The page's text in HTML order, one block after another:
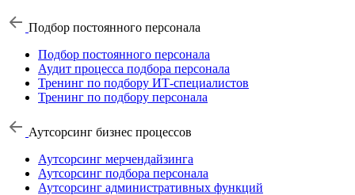
Подбор постоянного персонала
Подбор постоянного персонала
Аудит процесса подбора персонала
Тренинг по подбору ИТ-специалистов
Тренинг по подбору персонала
Аутсорсинг бизнес процессов
Аутсорсинг мерчендайзинга
Аутсорсинг подбора персонала
Аутсорсинг административных функций